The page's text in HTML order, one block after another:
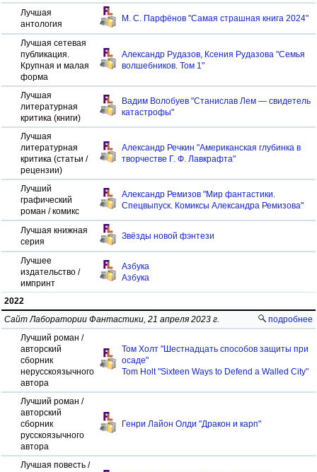
Лучшая
антология
М. С. Парфёнов "Самая страшная книга 2024"
Лучшая сетевая
публикация.
Крупная и малая
форма
Александр Рудазов, Ксения Рудазова "Семья
волшебников. Том 1"
Лучшая
литературная
критика (книги)
Вадим Волобуев "Станислав Лем — свидетель
катастрофы"
Лучшая
литературная
критика (статьи /
рецензии)
Александр Речкин "Американская глубинка в
творчестве Г. Ф. Лавкрафта"
Лучший
графический
роман / комикс
Александр Ремизов "Мир фантастики.
Спецвыпуск. Комиксы Александра Ремизова"
Лучшая книжная
серия
Звёзды новой фэнтези
Лучшее
издательство /
импринт
Азбука
Азбука
2022
подробнее
Сайт Лаборатории Фантастики, 21 апреля 2023 г.
Лучший роман /
авторский
сборник
нерусскоязычного
автора
Том Холт "Шестнадцать способов защиты при
осаде"
Tom Holt "Sixteen Ways to Defend a Walled City"
Лучший роман /
авторский
сборник
русскоязычного
автора
Генри Лайон Олди "Дракон и карп"
Лучшая повесть /